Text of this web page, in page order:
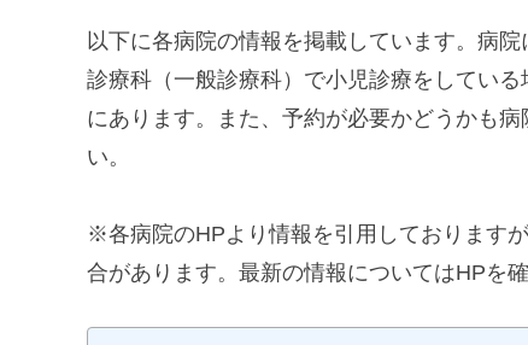
以下に各病院の情報を掲載しています。病
診療科（一般診療科）で小児診療をしてい
にあります。また、予約が必要かどうかも
い。
※各病院のHPより情報を引用しております
合があります。最新の情報についてはHPを